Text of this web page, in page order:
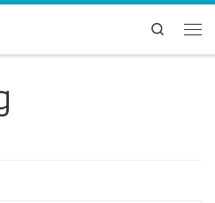
Search